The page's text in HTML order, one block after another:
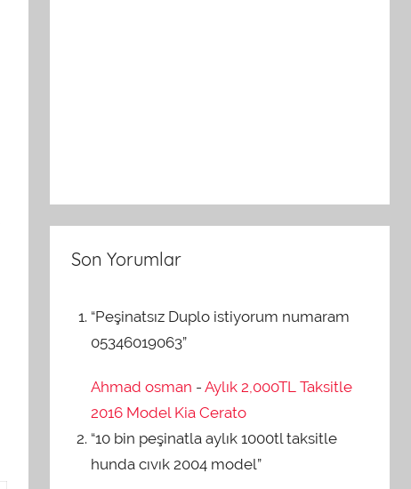
Son Yorumlar
“Peşinatsız Duplo istiyorum numaram
05346019063”
Ahmad osman - Aylık 2,000TL Taksitle
2016 Model Kia Cerato
“10 bin peşinatla aylık 1000tl taksitle
hunda cıvık 2004 model”